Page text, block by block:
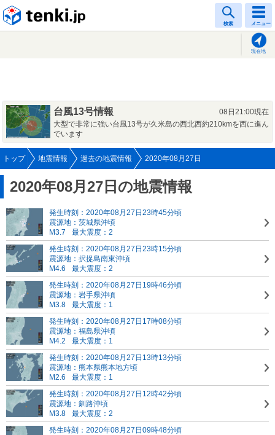
検索 メニュー
現在地
台風13号情報
08日21:00現在
大型で非常に強い台風13号が久米島の西北西約210kmを西に進ん
でいます
トップ 地震情報 過去の地震情報 2020年08月27日
2020年08月27日の地震情報
発生時刻：2020年08月27日23時45分頃
震源地：茨城県沖頃
M3.7
最大震度：2
発生時刻：2020年08月27日23時15分頃
震源地：択捉島南東沖頃
M4.6
最大震度：2
発生時刻：2020年08月27日19時46分頃
震源地：岩手県沖頃
M3.8
最大震度：1
発生時刻：2020年08月27日17時08分頃
震源地：福島県沖頃
M4.2
最大震度：1
発生時刻：2020年08月27日13時13分頃
震源地：熊本県熊本地方頃
M2.6
最大震度：1
発生時刻：2020年08月27日12時42分頃
震源地：釧路沖頃
M3.8
最大震度：2
発生時刻：2020年08月27日09時48分頃